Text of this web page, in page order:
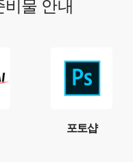
물 안내
포토샵